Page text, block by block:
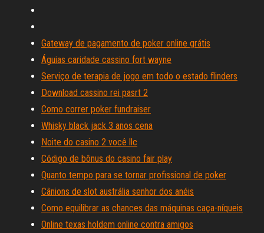
Gateway de pagamento de poker online grátis
Águias caridade cassino fort wayne
Serviço de terapia de jogo em todo o estado flinders
Download cassino rei pasrt 2
Como correr poker fundraiser
Whisky black jack 3 anos cena
Noite do casino 2 você llc
Código de bônus do casino fair play
Quanto tempo para se tornar profissional de poker
Cânions de slot austrália senhor dos anéis
Como equilibrar as chances das máquinas caça-níqueis
Online texas holdem online contra amigos